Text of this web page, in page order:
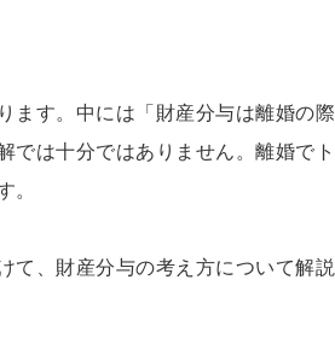
ます。中には「財産分与は離婚の際
では十分ではありません。離婚でト
。
て、財産分与の考え方について解説